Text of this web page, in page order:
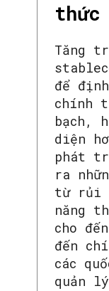
Tăng
để
chính
bạch,
diện
phát
ra
từ rủi
năng
cho
đến
các
quản